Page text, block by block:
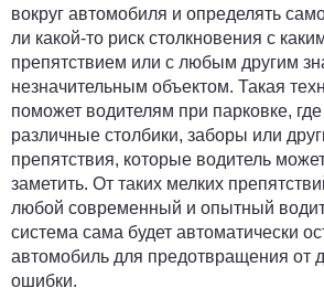
вокруг автомобиля и определять
ли какой-то риск столкновения с
препятствием или с любым другим
незначительным объектом. Такая
поможет водителям при парковке,
различные столбики, заборы или
препятствия, которые водитель
заметить. От таких мелких
любой современный и опытный
система сама будет автоматически
автомобиль для предотвращения от
ошибки.